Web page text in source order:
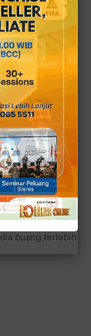
sering
seperti para
dari dua atau
saja bila
ini, maka
kampanye di
hasil pengamatan
yang
alot. Secara
Agus ini
buang terlebih